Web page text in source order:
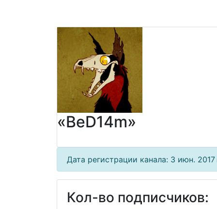
«BeD14m»
Дата регистрации канала: 3 июн. 2017
Кол-во подписчиков: